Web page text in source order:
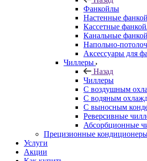
Фанкойлы
Настенные
Кассетные
Канальные
Напольно-
Аксессуары для
Чиллеры
Назад
Чиллеры
С воздушным
С водяным
С выносным
Реверсивные
Абсорбционные
Прецизионные
Услуги
Акции